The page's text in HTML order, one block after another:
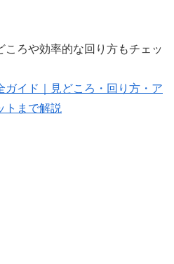
ろや効率的な回り方もチェッ
ガイド｜見どころ・回り方・ア
トまで解説